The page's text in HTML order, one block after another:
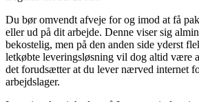
Du bør omvendt afveje for og imod at få
eller ud på dit arbejde. Denne viser sig
bekostelig, men på den anden side yderst
letkøbte leveringsløsning vil dog altid være
det forudsætter at du lever nærved internet
arbejdslager.